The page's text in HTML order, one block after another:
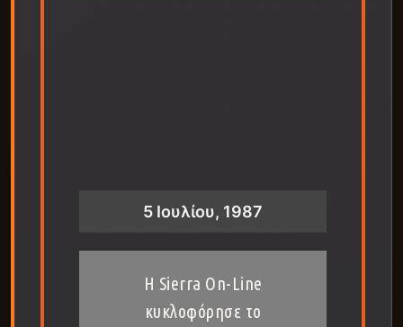
5 Ιουλίου, 1987
Η Sierra On-Line
κυκλοφόρησε το